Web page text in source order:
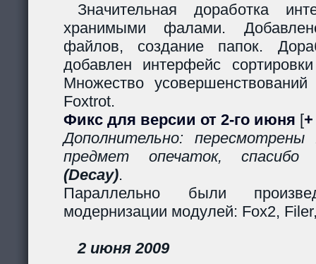
Значительная доработка
хранимыми фалами.
файлов, создание папок.
добавлен интерфейс
Множество
Foxtrot.
Фикс для версии от 2-го июня [
Дополнительно:
предмет опечаток,
(Decay).
Параллельно были
модернизации модулей: Fox2,
2 июня 2009